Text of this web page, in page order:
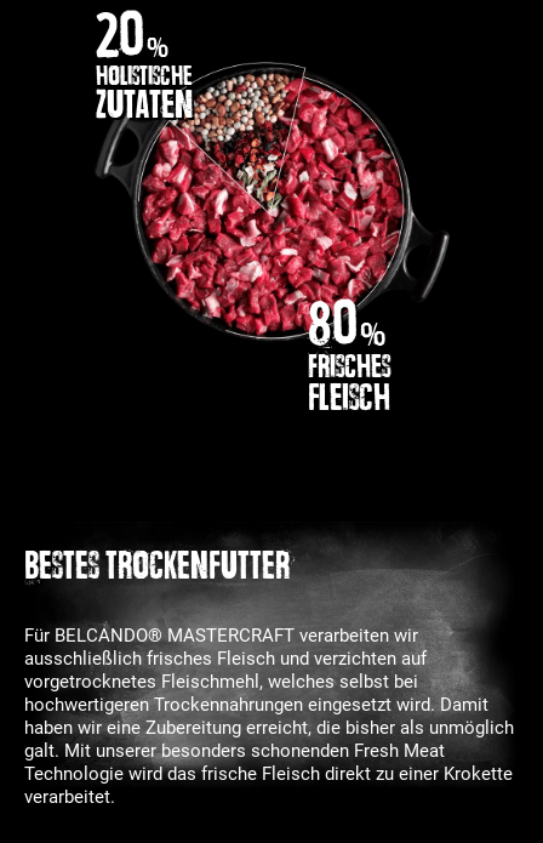
20%
holistische
Zutaten
80%
frisches
Fleisch
BESTES TROCKENFUTTER
Für BELCANDO® MASTERCRAFT verarbeiten wir
ausschließlich frisches Fleisch und verzichten auf
vorgetrocknetes Fleischmehl, welches selbst bei
hochwertigeren Trockennahrungen eingesetzt wird. Damit
haben wir eine Zubereitung erreicht, die bisher als unmöglich
galt. Mit unserer besonders schonenden Fresh Meat
Technologie wird das frische Fleisch direkt zu einer Krokette
verarbeitet.